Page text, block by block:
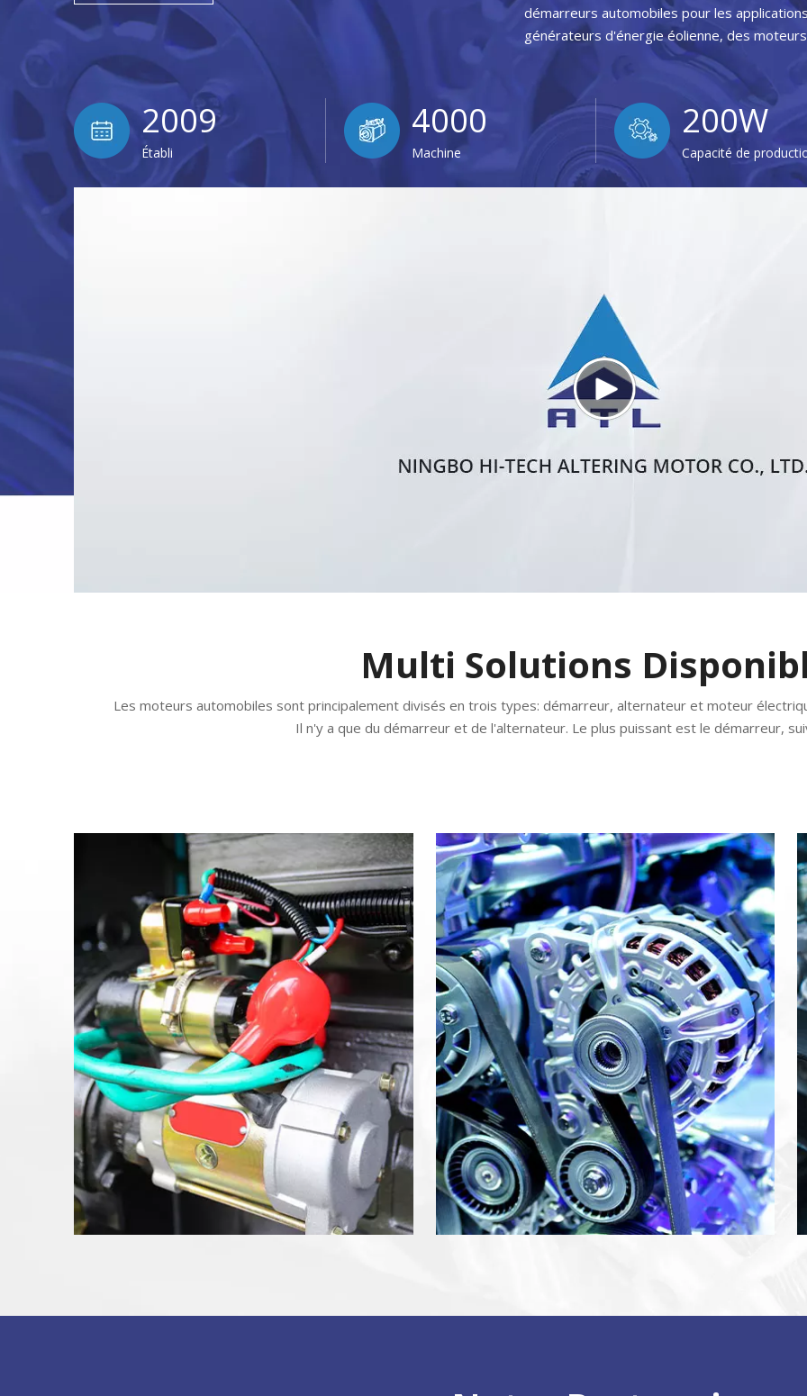
démarreurs automobiles pour les
générateurs d'énergie éolienne, des
2009
Établi
4000
Machine
200W
Capacité de
Multi Solutions
Les moteurs automobiles sont principalement divisés en trois types: démarreur, alternateur et moteur
Il n'y a que du démarreur et de l'alternateur. Le plus puissant est le démarreur,
Multi solutions
disponibles
LEARN MORE
Multi solutions
disponibles
LEARN MORE